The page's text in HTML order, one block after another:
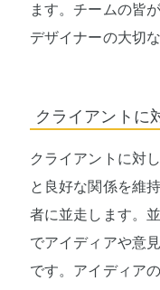
ます。チームの皆
デザイナーの大切
クライアントに
クライアントに対
と良好な関係を維
者に並走します。
でアイディアや意
です。アイディア